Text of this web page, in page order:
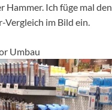
Hammer. Ich füge mal den
im Bild ein.